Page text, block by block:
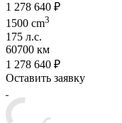
1 278 640 ₽
1500 cm3
175 л.с.
60700 км
1 278 640 ₽
Оставить заявку